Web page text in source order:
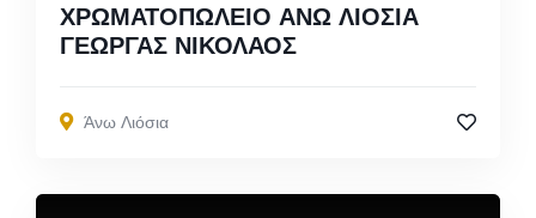
ΧΡΩΜΑΤΟΠΩΛΕΙΟ ΑΝΩ ΛΙΟΣΙΑ
ΓΕΩΡΓΑΣ ΝΙΚΟΛΑΟΣ
Άνω Λιόσια